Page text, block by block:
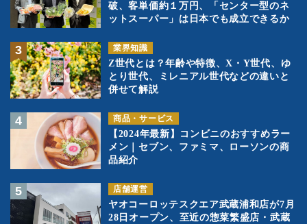
破、客単価約１万円、「センター型のネ
ットスーパー」は日本でも成立できるか
業界知識
Z世代とは？年齢や特徴、X・Y世代、ゆ
とり世代、ミレニアル世代などの違いと
併せて解説
商品・サービス
【2024年最新】コンビニのおすすめラー
メン｜セブン、ファミマ、ローソンの商
品紹介
店舗運営
ヤオコーロッテスクエア武蔵浦和店が7月
28日オープン、至近の惣菜繁盛店・武蔵